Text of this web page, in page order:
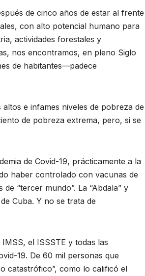
de cinco años de estar al frente
con alto potencial humano para
actividades forestales y
nos encontramos, en pleno Siglo
de habitantes—padece
e infames niveles de pobreza de
de pobreza extrema, pero, si se
de Covid-19, prácticamente a la
haber controlado con vacunas de
“tercer mundo”. La “Abdala” y
Cuba. Y no se trata de
el ISSSTE y todas las
19. De 60 mil personas que
catastrófico”, como lo calificó el